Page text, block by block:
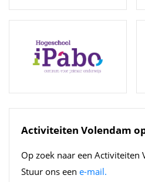
Activiteiten Volendam
Op zoek naar een Activiteiten
Stuur ons een e-mail.